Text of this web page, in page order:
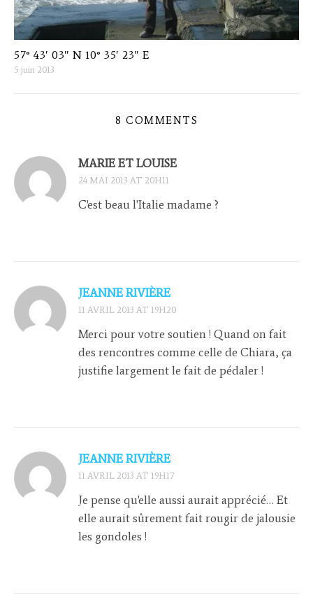
57° 43′ 03″ N 10° 35′ 23″ E
5 juin 2013
8 COMMENTS
MARIE ET LOUISE
24 MAI 2013 AT 20H11
C'est beau l'Italie madame ?
JEANNE RIVIÈRE
11 AVRIL 2013 AT 19H20
Merci pour votre soutien ! Quand on fait
des rencontres comme celle de Chiara, ça
justifie largement le fait de pédaler !
JEANNE RIVIÈRE
11 AVRIL 2013 AT 19H17
Je pense qu'elle aussi aurait apprécié… Et
elle aurait sûrement fait rougir de jalousie
les gondoles !